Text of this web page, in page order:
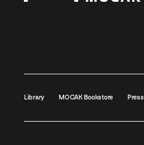
Library MOCAK Bookstore Press